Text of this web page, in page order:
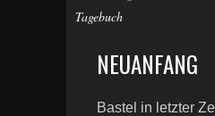
Tagebuch
NEUANFANG
Bastel in letzter